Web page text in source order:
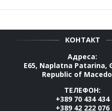
КОНТАКТ
Адреса:
E65, Naplatna Patarina,
Republic of
ТЕЛЕФОН:
+389 70 434 434
+389 42 222 076